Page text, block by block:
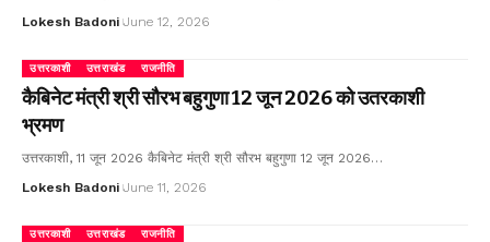
Lokesh Badoni June 12, 2026
उत्तरकाशी उत्तराखंड राजनीति
कैबिनेट मंत्री श्री सौरभ बहुगुणा 12 जून 2026 को उतरकाशी
भ्रमण
उत्तरकाशी, 11 जून 2026 कैबिनेट मंत्री श्री सौरभ बहुगुणा 12 जून 2026…
Lokesh Badoni June 11, 2026
उत्तरकाशी उत्तराखंड राजनीति